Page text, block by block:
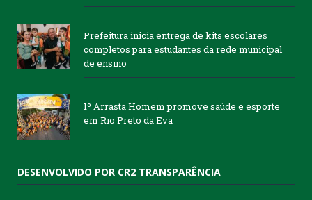
Prefeitura inicia entrega de kits escolares
completos para estudantes da rede municipal
de ensino
1º Arrasta Homem promove saúde e esporte
em Rio Preto da Eva
DESENVOLVIDO POR CR2 TRANSPARÊNCIA